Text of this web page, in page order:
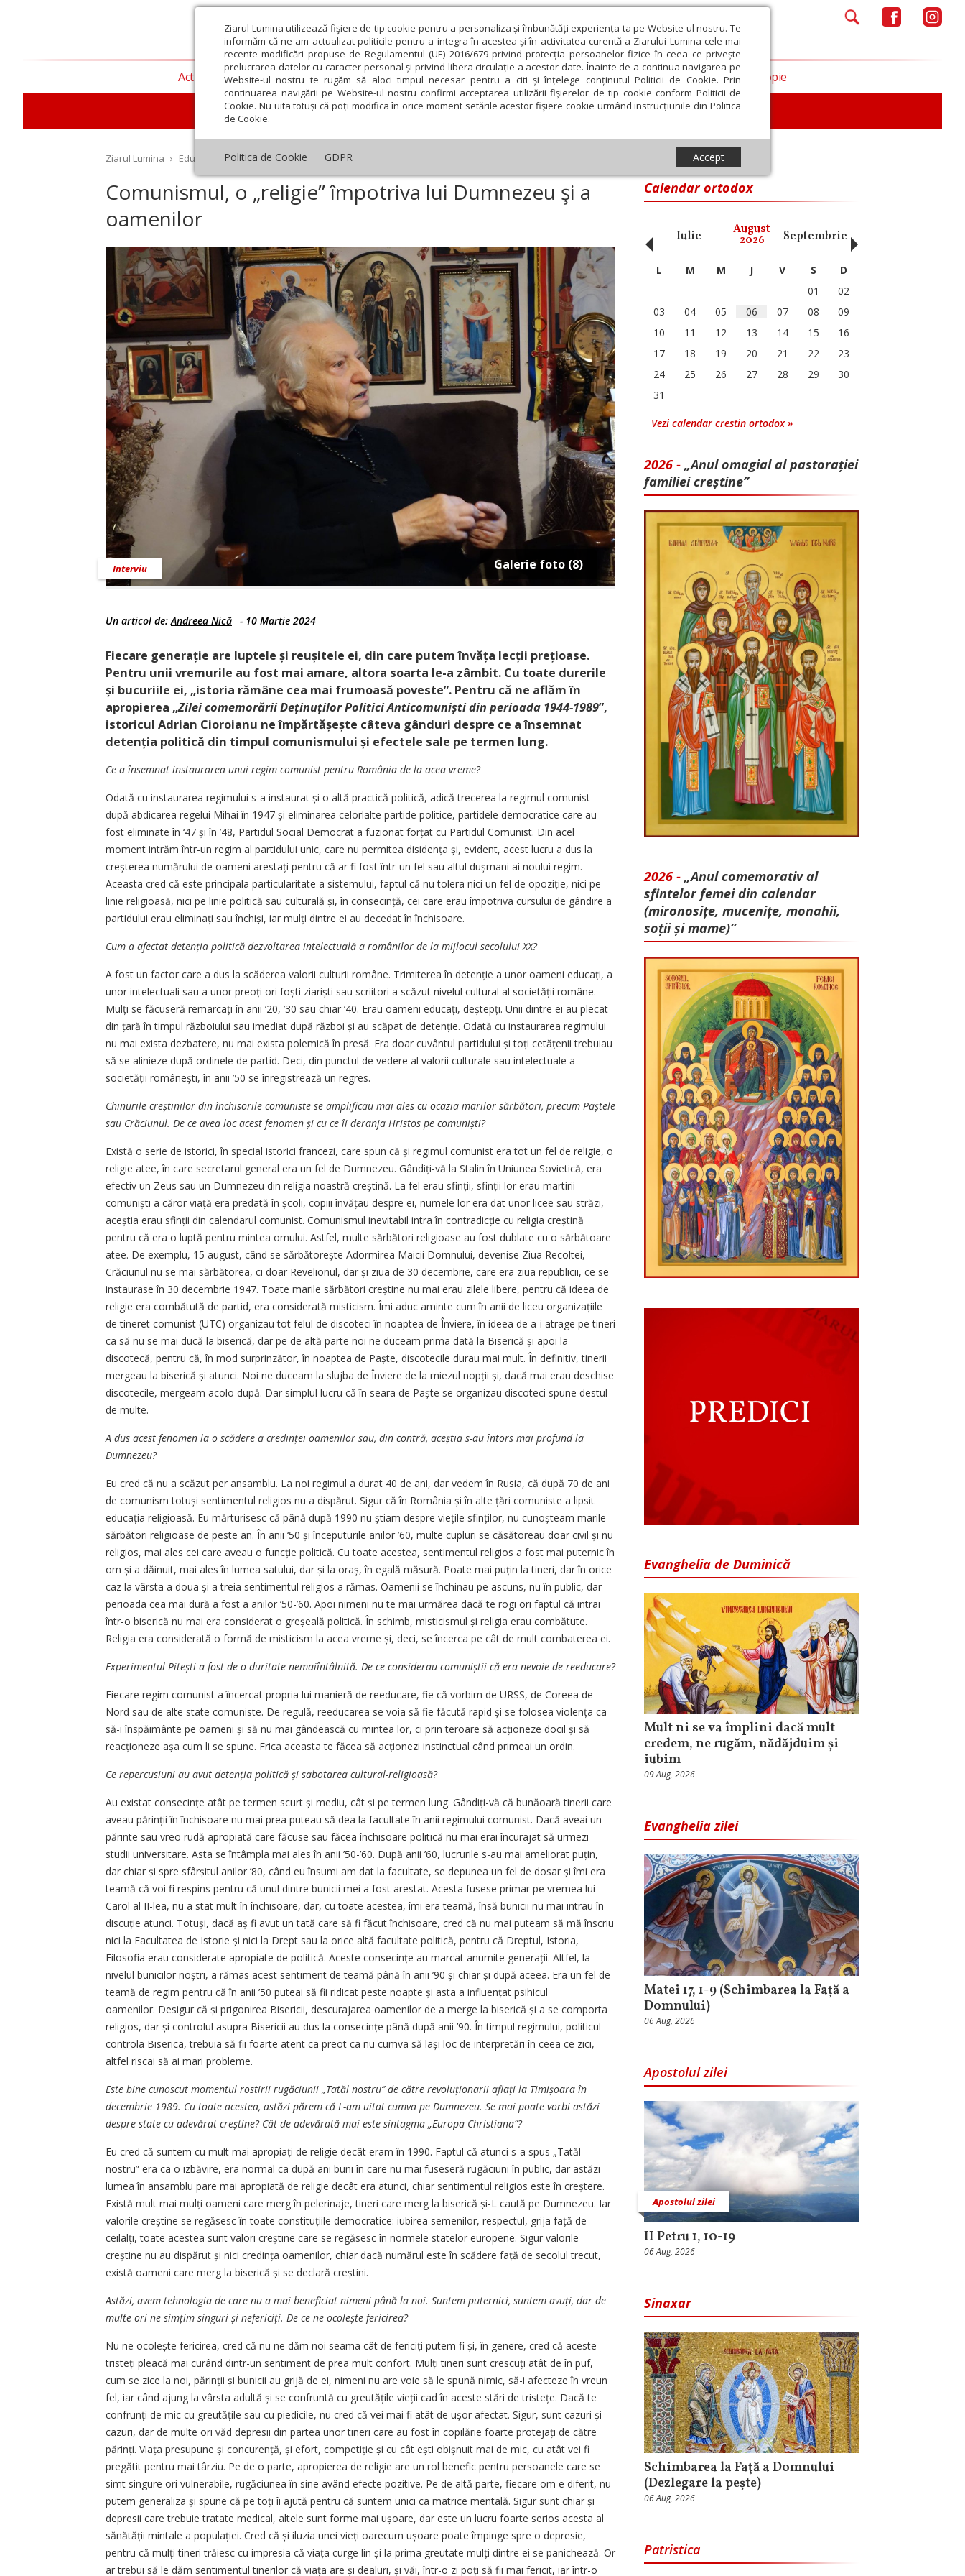
Ziarul Lumina utilizează fişiere de tip cookie pentru a personaliza și îmbunătăți experiența ta pe Website-ul nostru. Te
informăm că ne-am actualizat politicile pentru a integra în acestea și în activitatea curentă a Ziarului Lumina cele mai
recente modificări propuse de Regulamentul (UE) 2016/679 privind protecția persoanelor fizice în ceea ce privește
prelucrarea datelor cu caracter personal și privind libera circulație a acestor date. Înainte de a continua navigarea pe
Website-ul nostru te rugăm să aloci timpul necesar pentru a citi și înțelege conținutul Politicii de Cookie. Prin
continuarea navigării pe Website-ul nostru confirmi acceptarea utilizării fişierelor de tip cookie conform Politicii de
Cookie. Nu uita totuși că poți modifica în orice moment setările acestor fişiere cookie urmând instrucțiunile din Politica
de Cookie.
Politica de Cookie GDPR Accept
Actualitate religioasă Teologie și spiritualitate Educaţie și Cultură
Educaţie Lumina literară şi artistică Cultură Interviu
Societate Opinii Filantropie
Ziarul Lumina › Educaţie și Cultură › Interviu Comunismul, o „religie” împotriva lui Dumnezeu şi a oamenilor
Comunismul, o „religie” împotriva lui Dumnezeu şi a
oamenilor
Galerie foto (8)
Interviu
Un articol de:Andreea Nică - 10 Martie 2024
Fiecare generație are luptele și reușitele ei, din care putem învăța lecții prețioase.
Pentru unii vremurile au fost mai amare, altora soarta le-a zâmbit. Cu toate durerile
și bucuriile ei, „istoria rămâne cea mai frumoasă poveste”. Pentru că ne aflăm în
apropierea „Zilei comemorării Deținuților Politici Anticomuniști din perioada 1944-1989”,
istoricul Adrian Cioroianu ne împărtă­șește câteva gânduri ­despre ce a însemnat
detenția politică din timpul comunismului și efectele sale pe termen lung.
Ce a însemnat instaurarea unui regim comunist pentru România de la acea vreme?
Odată cu instaurarea regimului s-a instaurat și o altă practică politică, adică trecerea la regimul comunist
după abdicarea regelui Mihai în 1947 și eliminarea celorlalte partide politice, partidele democratice care au
fost eliminate în ‘47 și în ’48, Partidul Social Democrat a fuzionat forțat cu Partidul Comunist. Din acel
moment intrăm într-un regim al partidului unic, care nu permitea disidența și, evident, acest lucru a dus la
creșterea numărului de oameni arestați pentru că ar fi fost într-un fel sau altul dușmani ai noului regim.
Aceasta cred că este principala particularitate a sistemului, faptul că nu tolera nici un fel de opoziție, nici pe
linie religioasă, nici pe linie politică sau culturală și, în consecință, cei care erau împotriva cursului de gândire a
partidului erau eliminați sau închiși, iar mulți dintre ei au decedat în închisoare.
Cum a afectat detenția politică dezvoltarea intelectuală a românilor de la mijlocul secolului XX?
A fost un factor care a dus la scăderea valorii culturii române. Trimiterea în detenție a unor oameni educați, a
unor intelectuali sau a unor preoți ori foști ziariști sau scriitori a scăzut nivelul cultural al societății române.
Mulți se făcuseră remarcați în anii ’20, ’30 sau chiar ’40. Erau oameni educați, deștepți. Unii dintre ei au plecat
din țară în timpul războiului sau imediat după război și au scăpat de detenție. Odată cu instaurarea regimului
nu mai exista dezbatere, nu mai exista polemică în presă. Era doar cuvântul partidului și toți cetățenii trebuiau
să se alinieze după ordinele de partid. Deci, din punctul de vedere al valorii culturale sau intelectuale a
societății românești, în anii ’50 se înregistrează un regres.
Chinurile creștinilor din închisorile comuniste se amplificau mai ales cu ocazia marilor sărbători, precum Paștele
sau Crăciunul. De ce avea loc acest fenomen și cu ce îi deranja Hristos pe comuniști?
Există o serie de istorici, în special istorici francezi, care spun că și regimul comunist era tot un fel de religie, o
religie atee, în care secretarul general era un fel de Dumnezeu. Gândiți-vă la Stalin în Uniunea Sovietică, era
efectiv un Zeus sau un Dumnezeu din religia noastră creștină. La fel erau sfinții, sfinții lor erau martirii
comuniști a căror viață era predată în școli, copiii învățau despre ei, numele lor era dat unor licee sau străzi,
aceștia erau sfinții din calendarul comunist. Comunismul inevitabil intra în contradicție cu religia creștină
pentru că era o luptă pentru mintea omului. Astfel, multe sărbători religioase au fost dublate cu o sărbătoare
atee. De exemplu, 15 august, când se sărbătorește Adormirea Maicii Domnului, devenise Ziua Recoltei,
Crăciunul nu se mai sărbătorea, ci doar Revelionul, dar și ziua de 30 decembrie, care era ziua republicii, ce se
instaurase în 30 decembrie 1947. Toate marile sărbători creștine nu mai erau zilele libere, pentru că ideea de
religie era combătută de partid, era considerată misticism. Îmi aduc aminte cum în anii de liceu organizațiile
de tineret comunist (UTC) organizau tot felul de discoteci în noaptea de Înviere, în ideea de a-i atrage pe tineri
ca să nu se mai ducă la biserică, dar pe de altă parte noi ne duceam prima dată la Biserică și apoi la
discotecă, pentru că, în mod surprinzător, în noaptea de Paște, discotecile durau mai mult. În definitiv, tinerii
mergeau la biserică și atunci. Noi ne duceam la slujba de Înviere de la miezul nopții și, dacă mai erau deschise
discotecile, mergeam acolo după. Dar simplul lucru că în seara de Paște se organizau discoteci spune destul
de multe.
A dus acest fenomen la o scădere a credinței oamenilor sau, din contră, aceștia s-au întors mai profund la
Dumnezeu?
Eu cred că nu a scăzut per ansamblu. La noi regimul a durat 40 de ani, dar vedem în Rusia, că după 70 de ani
de comunism totuși sentimentul religios nu a dispărut. Sigur că în România și în alte țări comuniste a lipsit
educația religioasă. Eu mărturisesc că până după 1990 nu știam despre viețile sfinților, nu cunoșteam marile
sărbători religioase de peste an. În anii ‘50 și începuturile anilor ’60, multe cupluri se căsătoreau doar civil și nu
religios, mai ales cei care aveau o funcție politică. Cu toate acestea, sentimentul religios a fost mai puternic în
om și a dăinuit, mai ales în lumea satului, dar și la oraș, în egală măsură. Poate mai puțin la tineri, dar în orice
caz la vârsta a doua și a treia sentimentul religios a rămas. Oamenii se închinau pe ascuns, nu în public, dar
perioada cea mai dură a fost a anilor ’50-’60. Apoi nimeni nu te mai urmărea dacă te rogi ori faptul că intrai
într-o biserică nu mai era considerat o greșeală politică. În schimb, misticismul și religia erau combătute.
Religia era considerată o formă de misticism la acea vreme și, deci, se încerca pe cât de mult combaterea ei.
Experimentul Pitești a fost de o duritate nemaiîntâlnită. De ce considerau comu­niștii că era nevoie de re­educare?
Fiecare regim comunist a încercat propria lui manieră de re­educare, fie că vorbim de URSS, de Coreea de
Nord sau de alte state comuniste. De regulă, re­educarea se voia să fie făcută rapid și se folosea violența ca
să-i înspăimânte pe oameni și să nu mai gândească cu mintea lor, ci prin teroare să acționeze docil și să
reacționeze așa cum li se spune. Frica aceasta te făcea să acționezi instinctual când primeai un ordin.
Ce repercusiuni au avut detenția politică și sabotarea cultural-religioasă?
Au existat consecințe atât pe termen scurt și mediu, cât și pe termen lung. Gândiți-vă că bunăoară tinerii care
aveau părinții în închisoare nu mai prea puteau să dea la facultate în anii regimului comunist. Dacă aveai un
părinte sau vreo rudă apropiată care făcuse sau făcea închisoare politică nu mai erai încurajat să urmezi
studii universitare. Asta se întâmpla mai ales în anii ’50-’60. După anii ’60, lucrurile s-au mai ameliorat puțin,
dar chiar și spre sfârșitul anilor ’80, când eu însumi am dat la facultate, se depunea un fel de dosar și îmi era
teamă că voi fi respins pentru că unul dintre bunicii mei a fost arestat. Acesta fusese primar pe vremea lui
Carol al II-lea, nu a stat mult în închisoare, dar, cu toate acestea, îmi era teamă, însă bunicii nu mai intrau în
discuție atunci. Totuși, dacă aș fi avut un tată care să fi făcut închisoare, cred că nu mai puteam să mă înscriu
nici la Facultatea de Istorie și nici la Drept sau la orice altă facultate politică, pentru că Dreptul, Istoria,
Filosofia erau considerate apropiate de politică. Aceste consecințe au marcat anumite generații. Altfel, la
nivelul bunicilor noștri, a rămas acest sentiment de teamă până în anii ’90 și chiar și după aceea. Era un fel de
teamă de regim pentru că în anii ’50 puteai să fii ridicat peste noapte și asta a influențat psihicul
oamenilor. Desigur că și prigonirea Bisericii, descurajarea oamenilor de a merge la biserică și a se comporta
religios, dar și controlul asupra Bisericii au dus la consecințe până după anii ’90. În timpul regimului, politicul
controla Biserica, trebuia să fii foarte atent ca preot ca nu cumva să lași loc de interpretări în ceea ce zici,
altfel riscai să ai mari probleme.
Este bine cunoscut momentul rostirii rugăciunii „Tatăl nostru” de către revolu­ționarii aflați la Timi­șoara în
decembrie 1989. Cu toate acestea, astăzi părem că L-am uitat cumva pe Dumnezeu. Se mai poate vorbi astăzi
despre state cu adevărat creștine? Cât de adevărată mai este sintagma „Europa Chris­tiana”?
Eu cred că suntem cu mult mai apropiați de religie decât eram în 1990. Faptul că atunci s-a spus „Tatăl
nostru” era ca o izbăvire, era normal ca după ani buni în care nu mai fuseseră rugăciuni în public, dar astăzi
lumea în ansamblu pare mai apropiată de religie decât era atunci, chiar sentimentul religios este în creștere.
Există mult mai mulți oameni care merg în pelerinaje, tineri care merg la biserică și-L caută pe Dumnezeu. Iar
valorile creștine se regăsesc în toate constituțiile democratice: iubirea semenilor, respectul, grija față de
ceilalți, toate acestea sunt valori creștine care se regăsesc în normele statelor europene. Sigur valorile
creștine nu au dispărut și nici credința oamenilor, chiar dacă numărul este în scădere față de secolul trecut,
există oameni care merg la biserică și se declară creștini.
Astăzi, avem tehnologia de care nu a mai beneficiat nimeni până la noi. Suntem puternici, suntem avuți, dar de
multe ori ne simțim singuri și nefericiți. De ce ne ocolește fericirea?
Nu ne ocolește fericirea, cred că nu ne dăm noi seama cât de fericiți putem fi și, în genere, cred că aceste
tristeți pleacă mai curând dintr-un sentiment de prea mult confort. Mulți tineri sunt crescuți atât de în puf,
cum se zice la noi, părinții și bunicii au grijă de ei, nimeni nu are voie să le spună nimic, să-i afecteze în vreun
fel, iar când ajung la vârsta adultă și se confruntă cu greutățile vieții cad în aceste stări de tristețe. Dacă te
confrunți de mic cu greutățile sau cu piedicile, nu cred că vei mai fi atât de ușor afectat. Sigur, sunt cazuri și
cazuri, dar de multe ori văd depresii din partea unor tineri care au fost în copilărie foarte protejați de către
părinți. Viața presupune și concurență, și efort, competiție și cu cât ești obișnuit mai de mic, cu atât vei fi
pregătit pentru mai târziu. Pe de o parte, apropierea de religie are un rol benefic pentru persoanele care se
simt singure ori vulnerabile, rugăciunea în sine având efecte pozitive. Pe de altă parte, fiecare om e diferit, nu
putem generaliza și spune că pe toți îi ajută pentru că suntem unici ca matrice mentală. Sigur sunt chiar și
depresii care trebuie tratate medical, altele sunt forme mai ușoare, dar este un lucru foarte serios acesta al
sănătății mintale a populației. Cred că și iluzia unei vieți oarecum ușoare poate împinge spre o depresie,
pentru că mulți tineri trăiesc cu impresia că viața ­curge lin și la prima greutate mulți dintre ei se panichează. Or
ar trebui să le dăm sentimentul tinerilor că viața are și ­dealuri, și văi, într-o zi poți să fii mai fericit, iar într-o
Calendar ortodox
Iulie August
2026 Septembrie Octombrie
‹ L M M J V S
D
01
02
03
04 05 06 07 08
09
10
11 12 13 14 15
16
17
18 19 20 21 22
23
24
25 26 27 28 29
30
31
Vezi calendar crestin ortodox »
2026 - „Anul omagial al pastorației
familiei creștine”
2026 - „Anul comemorativ al
sfintelor femei din calendar
(mironosițe, mu­cenițe, monahii,
soții și mame)”
Evanghelia de Duminică
Mult ni se va împlini dacă mult
credem, ne rugăm, nădăjduim și
iubim
09 Aug, 2026
Evanghelia zilei
Matei 17, 1-9 (Schimbarea la Față a
Domnului)
06 Aug, 2026
Apostolul zilei
Apostolul zilei
II Petru 1, 10-19
06 Aug, 2026
Sinaxar
Schimbarea la Faţă a Domnului
(Dezlegare la peşte)
06 Aug, 2026
Patristica